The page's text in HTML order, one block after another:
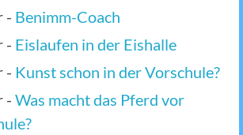
- Benimm-Coach
- Eislaufen in der Eishalle
- Kunst schon in der Vorschule?
- Was macht das Pferd vor